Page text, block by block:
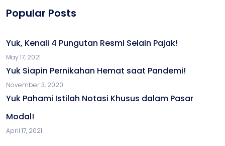
Popular Posts
Yuk, Kenali 4 Pungutan Resmi Selain Pajak!
May 17, 2021
Yuk Siapin Pernikahan Hemat saat Pandemi!
November 3, 2020
Yuk Pahami Istilah Notasi Khusus dalam Pasar
Modal!
April 17, 2021